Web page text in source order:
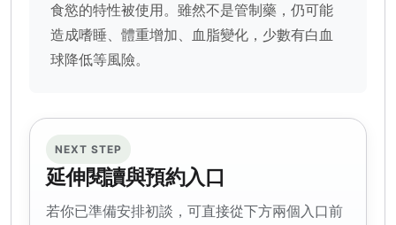
食慾的特性被使用。雖然不是管制藥，仍可能
造成嗜睡、體重增加、血脂變化，少數有白血
球降低等風險。
NEXT STEP
延伸閱讀與預約入口
若你已準備安排初談，可直接從下方兩個入口前